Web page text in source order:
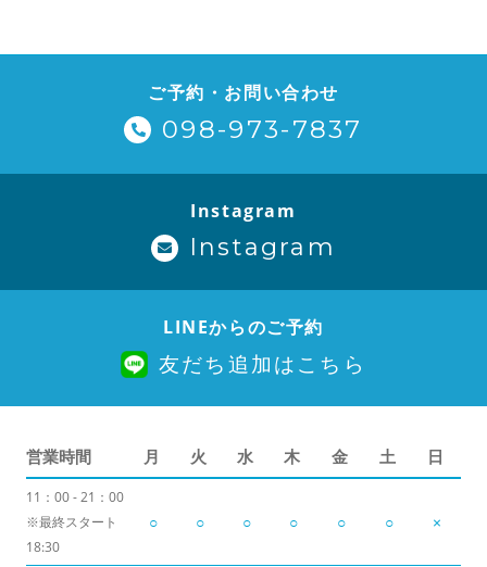
ご予約・お問い合わせ
098-973-7837
Instagram
Instagram
LINEからのご予約
友だち追加はこちら
営業時間 月 火 水 木 金 土 日
11：00 - 21：00
※最終スタート
18:30
○ ○ ○ ○ ○ ○ ×